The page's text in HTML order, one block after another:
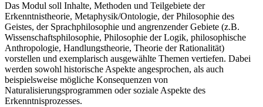
Das Modul soll Inhalte, Methoden und Teilgebiete der
Erkenntnistheorie, Metaphysik/Ontologie, der Philosophie des
Geistes, der Sprachphilosophie und angrenzender Gebiete (z.B.
Wissenschaftsphilosophie, Philosophie der Logik, philosophische
Anthropologie, Handlungstheorie, Theorie der Rationalität)
vorstellen und exemplarisch ausgewählte Themen vertiefen. Dabei
werden sowohl historische Aspekte angesprochen, als auch
beispielsweise mögliche Konsequenzen von
Naturalisierungsprogrammen oder soziale Aspekte des
Erkenntnisprozesses.